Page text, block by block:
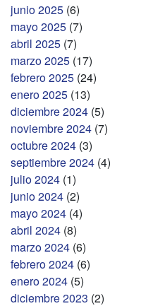
junio 2025 (6)
mayo 2025 (7)
abril 2025 (7)
marzo 2025 (17)
febrero 2025 (24)
enero 2025 (13)
diciembre 2024 (5)
noviembre 2024 (7)
octubre 2024 (3)
septiembre 2024 (4)
julio 2024 (1)
junio 2024 (2)
mayo 2024 (4)
abril 2024 (8)
marzo 2024 (6)
febrero 2024 (6)
enero 2024 (5)
diciembre 2023 (2)